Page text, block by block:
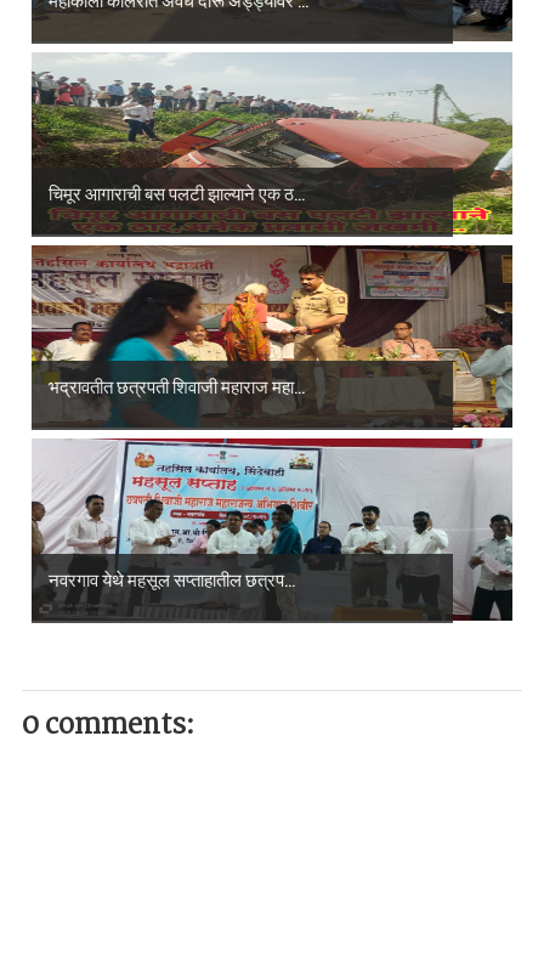
चिमूर आगाराची बस पलटी झाल्याने एक ठ...
भद्रावतीत छत्रपती शिवाजी महाराज महा...
नवरगाव येथे महसूल सप्ताहातील छत्रप...
0 comments: